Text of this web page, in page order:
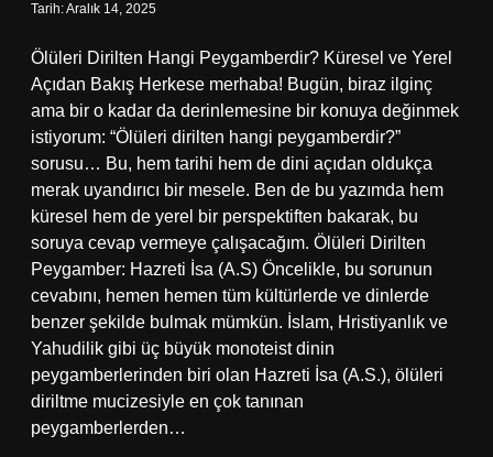
Tarih: Aralık 14, 2025
Ölüleri Dirilten Hangi Peygamberdir? Küresel ve Yerel
Açıdan Bakış Herkese merhaba! Bugün, biraz ilginç
ama bir o kadar da derinlemesine bir konuya değinmek
istiyorum: “Ölüleri dirilten hangi peygamberdir?”
sorusu… Bu, hem tarihi hem de dini açıdan oldukça
merak uyandırıcı bir mesele. Ben de bu yazımda hem
küresel hem de yerel bir perspektiften bakarak, bu
soruya cevap vermeye çalışacağım. Ölüleri Dirilten
Peygamber: Hazreti İsa (A.S) Öncelikle, bu sorunun
cevabını, hemen hemen tüm kültürlerde ve dinlerde
benzer şekilde bulmak mümkün. İslam, Hristiyanlık ve
Yahudilik gibi üç büyük monoteist dinin
peygamberlerinden biri olan Hazreti İsa (A.S.), ölüleri
diriltme mucizesiyle en çok tanınan
peygamberlerden…